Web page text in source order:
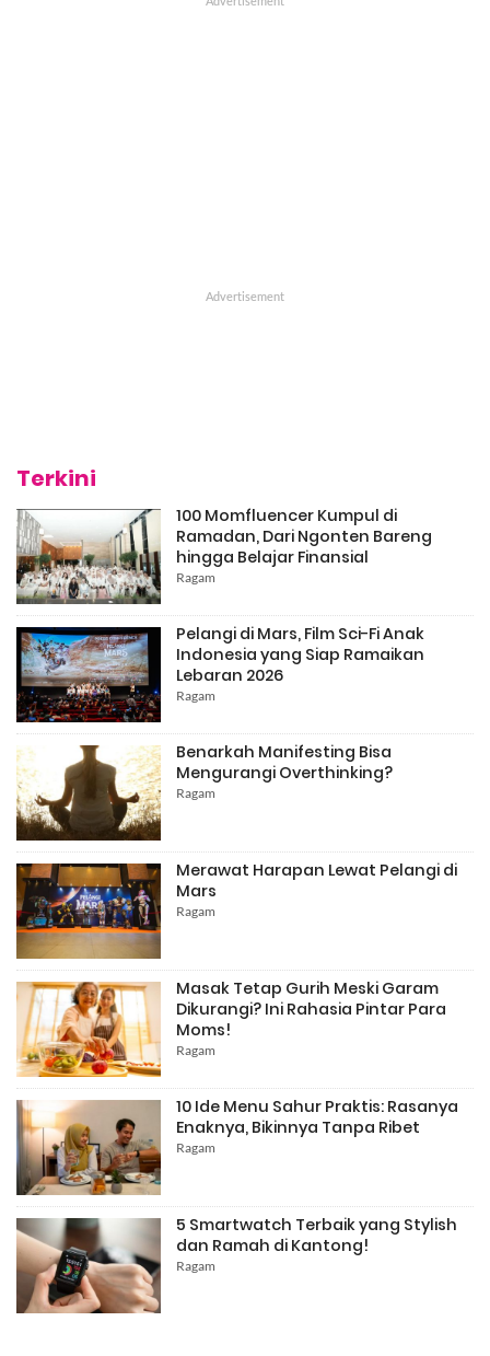
Terkini
100 Momfluencer Kumpul di
Ramadan, Dari Ngonten Bareng
hingga Belajar Finansial
Ragam
Pelangi di Mars, Film Sci-Fi Anak
Indonesia yang Siap Ramaikan
Lebaran 2026
Ragam
Benarkah Manifesting Bisa
Mengurangi Overthinking?
Ragam
Merawat Harapan Lewat Pelangi di
Mars
Ragam
Masak Tetap Gurih Meski Garam
Dikurangi? Ini Rahasia Pintar Para
Moms!
Ragam
10 Ide Menu Sahur Praktis: Rasanya
Enaknya, Bikinnya Tanpa Ribet
Ragam
5 Smartwatch Terbaik yang Stylish
dan Ramah di Kantong!
Ragam